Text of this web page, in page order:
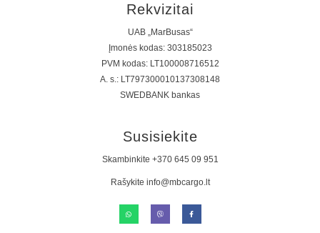
Rekvizitai
UAB „MarBusas“
Įmonės kodas: 303185023
PVM kodas: LT100008716512
A. s.: LT797300010137308148
SWEDBANK bankas
Susisiekite
Skambinkite +370 645 09 951
Rašykite info@mbcargo.lt